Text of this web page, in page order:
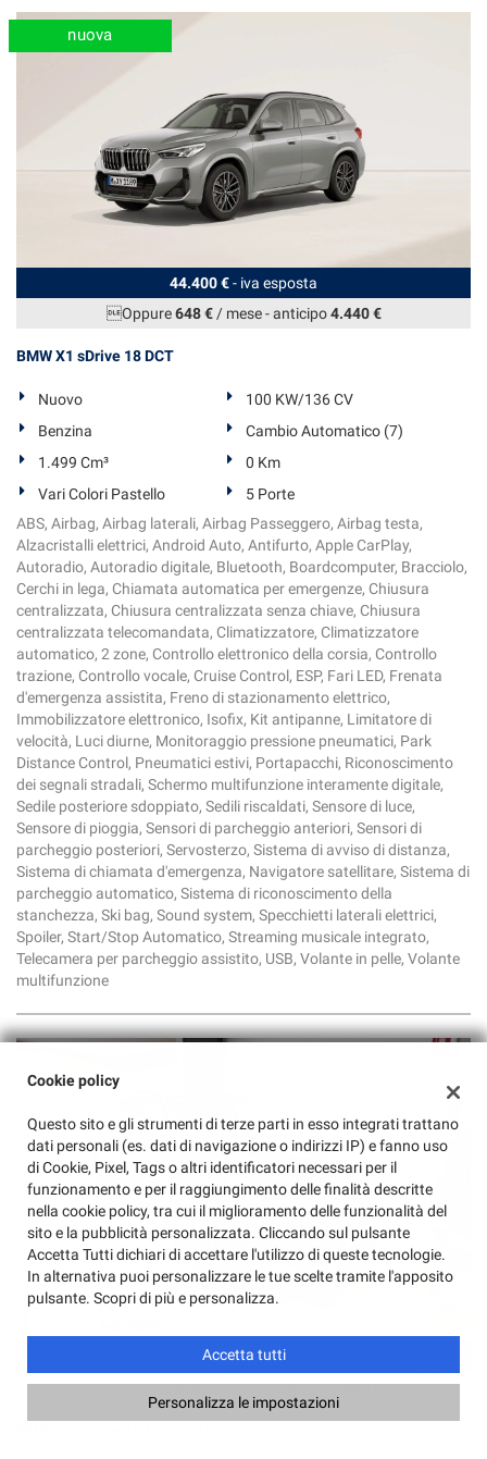
44.400 €- iva esposta
Oppure648 €/ mese-anticipo4.440 €
nuova
BMW X1 sDrive 18 DCT
Nuovo
100 KW/136 CV
Benzina
Cambio Automatico (7)
1.499 Cm³
0 Km
Vari Colori Pastello
5 Porte
ABS, Airbag, Airbag laterali, Airbag Passeggero, Airbag testa,
Alzacristalli elettrici, Android Auto, Antifurto, Apple CarPlay,
Autoradio, Autoradio digitale, Bluetooth, Boardcomputer, Bracciolo,
Cerchi in lega, Chiamata automatica per emergenze, Chiusura
centralizzata, Chiusura centralizzata senza chiave, Chiusura
centralizzata telecomandata, Climatizzatore, Climatizzatore
automatico, 2 zone, Controllo elettronico della corsia, Controllo
trazione, Controllo vocale, Cruise Control, ESP, Fari LED, Frenata
d'emergenza assistita, Freno di stazionamento elettrico,
Immobilizzatore elettronico, Isofix, Kit antipanne, Limitatore di
velocità, Luci diurne, Monitoraggio pressione pneumatici, Park
Distance Control, Pneumatici estivi, Portapacchi, Riconoscimento
dei segnali stradali, Schermo multifunzione interamente digitale,
Sedile posteriore sdoppiato, Sedili riscaldati, Sensore di luce,
Sensore di pioggia, Sensori di parcheggio anteriori, Sensori di
parcheggio posteriori, Servosterzo, Sistema di avviso di distanza,
Sistema di chiamata d'emergenza, Navigatore satellitare, Sistema di
parcheggio automatico, Sistema di riconoscimento della
stanchezza, Ski bag, Sound system, Specchietti laterali elettrici,
Spoiler, Start/Stop Automatico, Streaming musicale integrato,
Telecamera per parcheggio assistito, USB, Volante in pelle, Volante
multifunzione
39.450 €
Oppure576 €/ mese-anticipo3.945 €
Cookie policy
Questo sito e gli strumenti di terze parti in esso integrati trattano
dati personali (es. dati di navigazione o indirizzi IP) e fanno uso
di Cookie, Pixel, Tags o altri identificatori necessari per il
funzionamento e per il raggiungimento delle finalità descritte
nella cookie policy, tra cui il miglioramento delle funzionalità del
sito e la pubblicità personalizzata. Cliccando sul pulsante
Accetta Tutti dichiari di accettare l'utilizzo di queste tecnologie.
In alternativa puoi personalizzare le tue scelte tramite l'apposito
pulsante. Scopri di più e personalizza.
Accetta tutti
Personalizza le impostazioni